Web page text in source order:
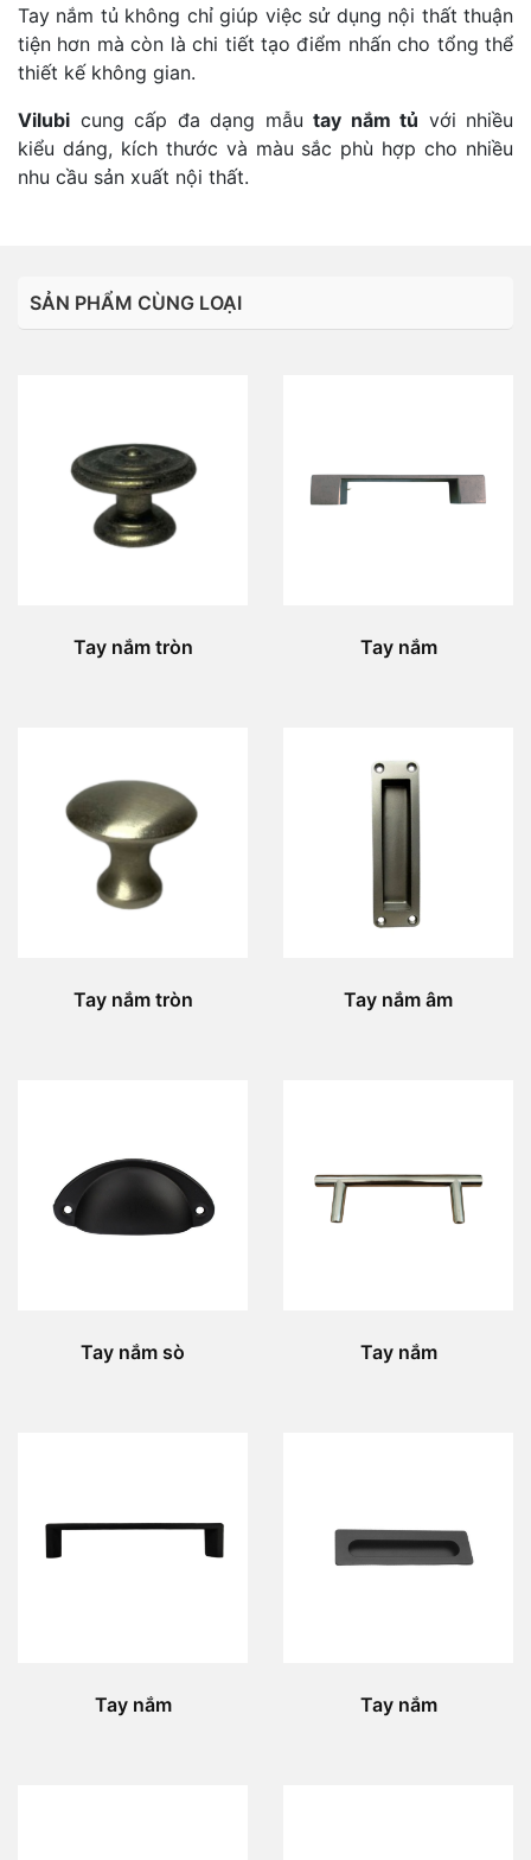
Tay nắm tủ không chỉ giúp việc sử dụng nội thất thuận
tiện hơn mà còn là chi tiết tạo điểm nhấn cho tổng thể
thiết kế không gian.
Vilubi cung cấp đa dạng mẫu tay nắm tủ với nhiều
kiểu dáng, kích thước và màu sắc phù hợp cho nhiều
nhu cầu sản xuất nội thất.
SẢN PHẨM CÙNG LOẠI
Tay nắm tròn Tay nắm
Tay nắm tròn Tay nắm âm
Tay nắm sò Tay nắm
Tay nắm Tay nắm